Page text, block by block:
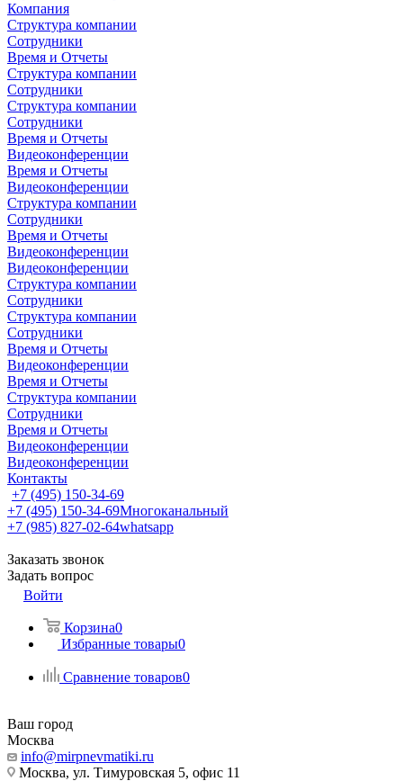
Компания
Структура компании
Сотрудники
Время и Отчеты
Структура компании
Сотрудники
Структура компании
Сотрудники
Время и Отчеты
Видеоконференции
Время и Отчеты
Видеоконференции
Структура компании
Сотрудники
Время и Отчеты
Видеоконференции
Видеоконференции
Структура компании
Сотрудники
Структура компании
Сотрудники
Время и Отчеты
Видеоконференции
Время и Отчеты
Структура компании
Сотрудники
Время и Отчеты
Видеоконференции
Видеоконференции
Контакты
+7 (495) 150-34-69
+7 (495) 150-34-69Многоканальный
+7 (985) 827-02-64whatsapp
Заказать звонок
Задать вопрос
Войти
Корзина0
Избранные товары0
Сравнение товаров0
Ваш город
Москва
info@mirpnevmatiki.ru
Москва, ул. Тимуровская 5, офис 11